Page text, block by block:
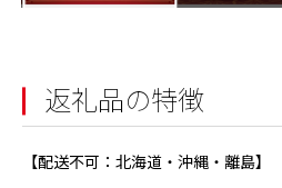
返礼品の特徴
【配送不可：北海道・沖縄・離島】